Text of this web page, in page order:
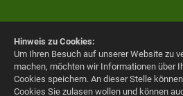
Hinweis zu Cookies:
Um Ihren Besuch auf unserer Website zu
machen, möchten wir Informationen über
Cookies speichern. An dieser Stelle
Cookies Sie zulasen wollen und können